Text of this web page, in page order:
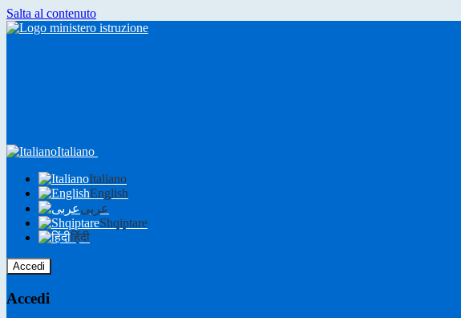
Salta al contenuto
Italiano
Italiano
English
عربى
Shqiptare
हिंदी
Accedi
Accedi